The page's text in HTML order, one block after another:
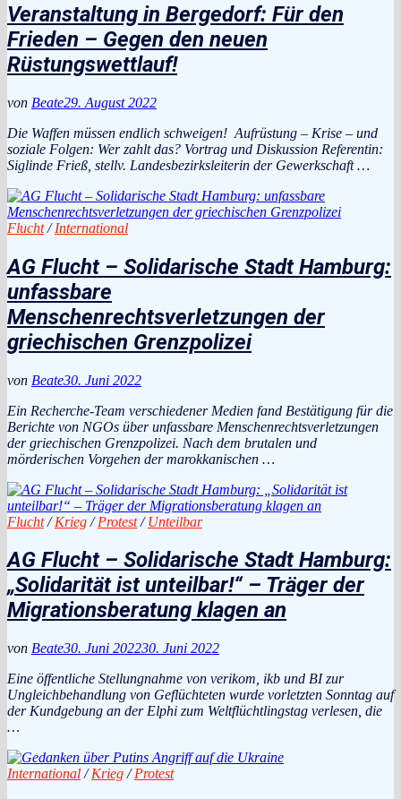
Veranstaltung in Bergedorf: Für den
Frieden – Gegen den neuen
Rüstungswettlauf!
von Beate29. August 2022
Die Waffen müssen endlich schweigen! Aufrüstung – Krise – und
soziale Folgen: Wer zahlt das? Vortrag und Diskussion Referentin:
Siglinde Frieß, stellv. Landesbezirksleiterin der Gewerkschaft …
Flucht/International
AG Flucht – Solidarische Stadt Hamburg:
unfassbare
Menschenrechtsverletzungen der
griechischen Grenzpolizei
von Beate30. Juni 2022
Ein Recherche-Team verschiedener Medien fand Bestätigung für die
Berichte von NGOs über unfassbare Menschenrechtsverletzungen
der griechischen Grenzpolizei. Nach dem brutalen und
mörderischen Vorgehen der marokkanischen …
Flucht/Krieg /Protest/Unteilbar
AG Flucht – Solidarische Stadt Hamburg:
„Solidarität ist unteilbar!“ – Träger der
Migrationsberatung klagen an
von Beate30. Juni 202230. Juni 2022
Eine öffentliche Stellungnahme von verikom, ikb und BI zur
Ungleichbehandlung von Geflüchteten wurde vorletzten Sonntag auf
der Kundgebung an der Elphi zum Weltflüchtlingstag verlesen, die
…
International /Krieg /Protest